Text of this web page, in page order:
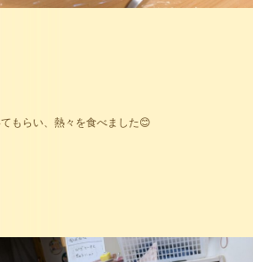
もらい、熱々を食べました😊